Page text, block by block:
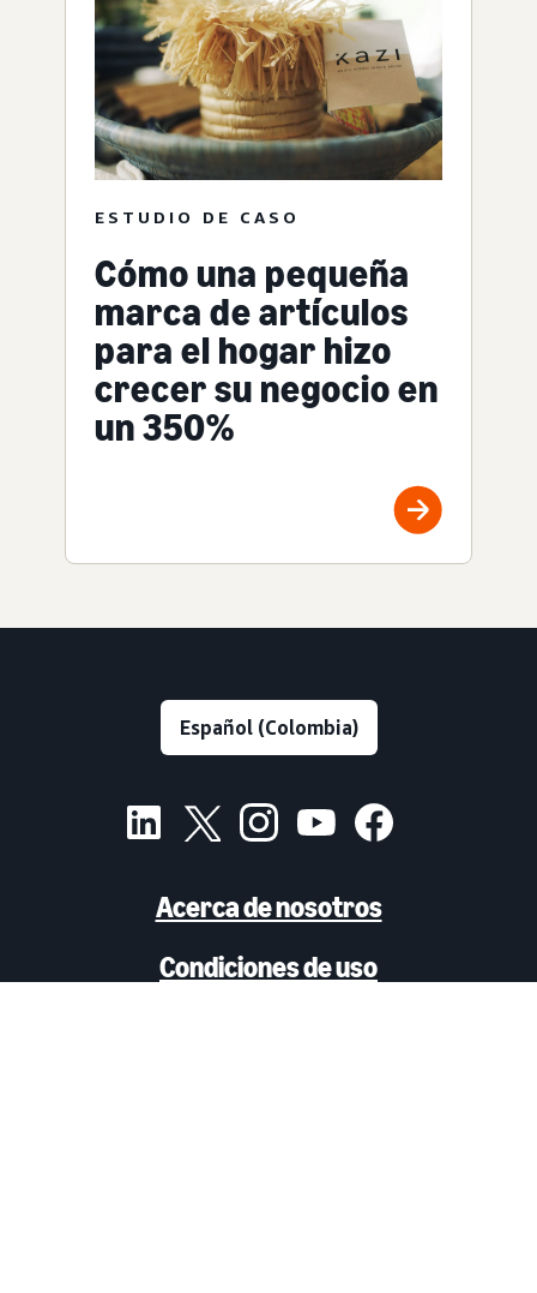
ESTUDIO DE CASO
Cómo una pequeña
marca de artículos
para el hogar hizo
crecer su negocio en
un 350%
Acerca de nosotros
Condiciones de uso